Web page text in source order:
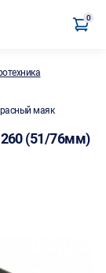
0
маяк
260 (51/76мм)